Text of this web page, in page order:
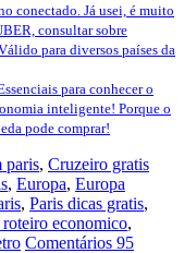
conectado. Já usei, é muito
consultar sobre
para diversos países da
para conhecer o
inteligente! Porque o
pode comprar!
paris, Cruzeiro gratis
, Europa, Europa
, Paris dicas gratis,
roteiro economico,
Comentários 95